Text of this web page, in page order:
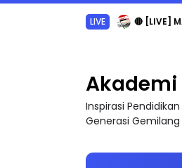
LIVE 🔴 [LIVE]
Inspirasi
Generasi Gemilang